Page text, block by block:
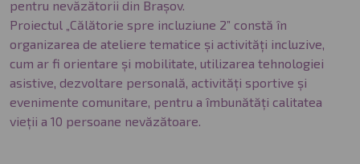
pentru nevăzătorii din Brașov.
Proiectul „Călătorie spre incluziune 2” constă în
organizarea de ateliere tematice și activități incluzive,
cum ar fi orientare și mobilitate, utilizarea tehnologiei
asistive, dezvoltare personală, activități sportive și
evenimente comunitare, pentru a îmbunătăți calitatea
vieții a 10 persoane nevăzătoare.